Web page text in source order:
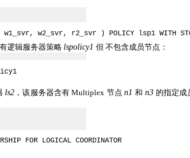
( w1_svr, w2_svr, r2_svr ) POLICY lsp1 WITH
逻辑服务器策略 lspolicy1 但 不包含成员节点：
ls2 ，该服务器含有Multiplex 节点n1和 n3 的指定成
FOR LOGICAL COORDINATOR